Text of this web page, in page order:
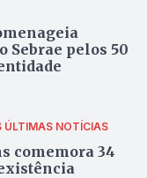
Sebrae pelos 50
ÚLTIMAS NOTÍCIAS
comemora 34